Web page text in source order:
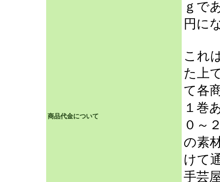
商品代金について
ｇで
円に
これ
た上
て各
１巻
０～
の素
けて
手芸